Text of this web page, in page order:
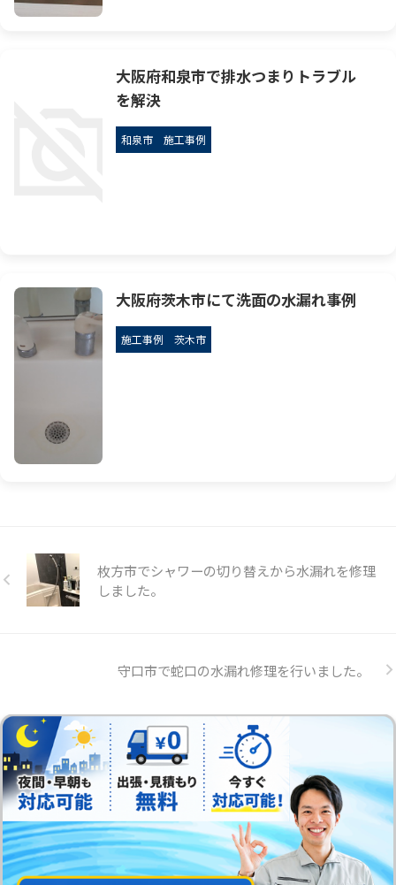
大阪府和泉市で排水つまりトラブル
を解決
和泉市 施工事例
大阪府茨木市にて洗面の水漏れ事例
施工事例 茨木市
枚方市でシャワーの切り替えから水漏れを修理
しました。
守口市で蛇口の水漏れ修理を行いました。